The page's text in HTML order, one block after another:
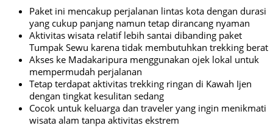
Paket ini mencakup perjalanan lintas kota dengan durasi
yang cukup panjang namun tetap dirancang nyaman
Aktivitas wisata relatif lebih santai dibanding paket
Tumpak Sewu karena tidak membutuhkan trekking berat
Akses ke Madakaripura menggunakan ojek lokal untuk
mempermudah perjalanan
Tetap terdapat aktivitas trekking ringan di Kawah Ijen
dengan tingkat kesulitan sedang
Cocok untuk keluarga dan traveler yang ingin menikmati
wisata alam tanpa aktivitas ekstrem